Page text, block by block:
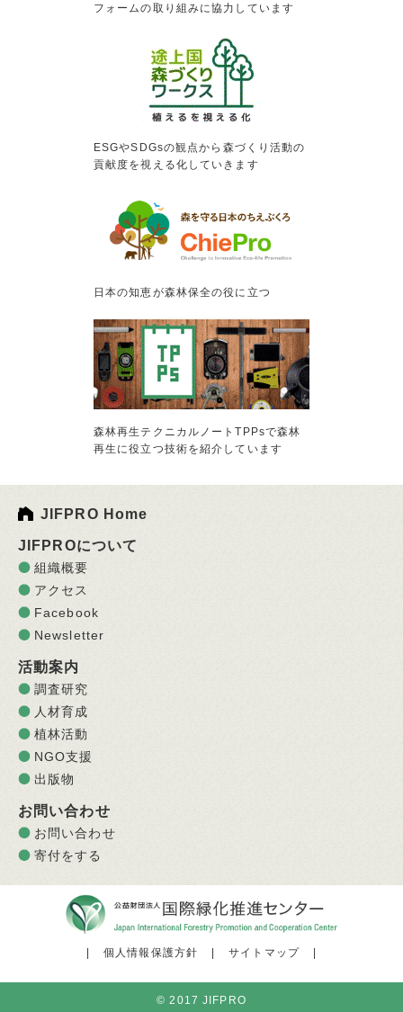
フォームの取り組みに協力しています
ESGやSDGsの観点から森づくり活動の
貢献度を視える化していきます
日本の知恵が森林保全の役に立つ
森林再生テクニカルノートTPPsで森林
再生に役立つ技術を紹介しています
JIFPRO Home
JIFPROについて
組織概要
アクセス
Facebook
Newsletter
活動案内
調査研究
人材育成
植林活動
NGO支援
出版物
お問い合わせ
お問い合わせ
寄付をする
個人情報保護方針 サイトマップ
© 2017 JIFPRO